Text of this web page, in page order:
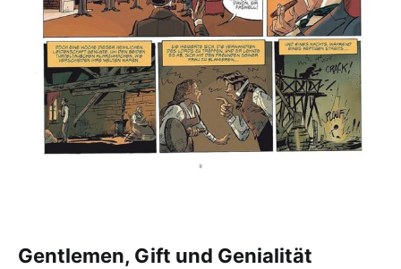
Gentlemen, Gift und Genialität